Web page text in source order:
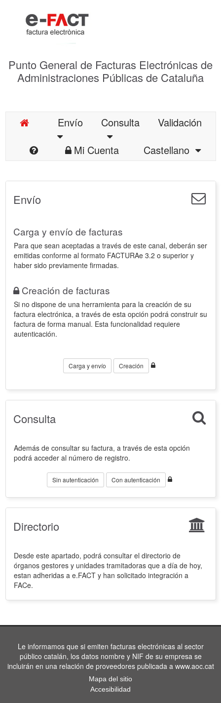
Punto General de Facturas Electrónicas de
Administraciones Públicas de Cataluña
Envío Consulta
Validación
Mi Cuenta
Castellano
Envío
Carga y envío de facturas
Para que sean aceptadas a través de este canal, deberán ser
emitidas conforme al formato FACTURAe 3.2 o superior y
haber sido previamente firmadas.
Creación de facturas
Si no dispone de una herramienta para la creación de su
factura electrónica, a través de esta opción podrá construir su
factura de forma manual. Esta funcionalidad requiere
autenticación.
Carga y envío Creación
Consulta
Además de consultar su factura, a través de esta opción
podrá acceder al número de registro.
Sin autenticación Con autenticación
Directorio
Desde este apartado, podrá consultar el directorio de
órganos gestores y unidades tramitadoras que a día de hoy,
estan adheridas a e.FACT y han solicitado integración a
FACe.
Le informamos que si emiten facturas electrónicas al sector
público catalán, los datos nombre y NIF de su empresa se
incluirán en una relación de proveedores publicada a www.aoc.cat
Mapa del sitio
Accesibilidad